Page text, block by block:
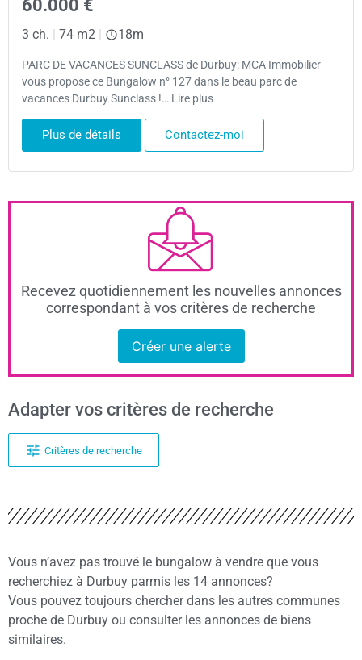
60.000 €
3 ch. 74 m2 18m
PARC DE VACANCES SUNCLASS de Durbuy: MCA Immobilier
vous propose ce Bungalow n° 127 dans le beau parc de
vacances Durbuy Sunclass !… Lire plus
Plus de détails Contactez-moi
Recevez quotidiennement les nouvelles annonces
correspondant à vos critères de recherche
Créer une alerte
Adapter vos critères de recherche
Critères de recherche
Vous n’avez pas trouvé le bungalow à vendre que vous
recherchiez à Durbuy parmis les 14 annonces?
Vous pouvez toujours chercher dans les autres communes
proche de Durbuy ou consulter les annonces de biens
similaires.